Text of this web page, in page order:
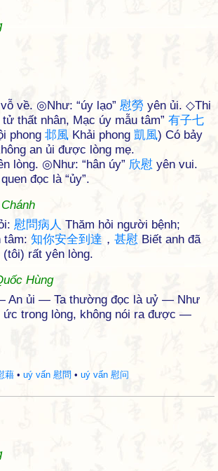
về. ◎Như: “úy lạo” 慰勞 yên ủi. ◇Thi
tử thất nhân, Mạc úy mẫu tâm” 有子七
phong 邶風 Khải phong 凱風) Có bảy
an ủi được lòng mẹ.
lòng. ◎Như: “hân úy” 欣慰 yên vui.
đọc là “ủy”.
慰問病人 Thăm hỏi người bệnh;
tâm: 知你安全到 達 ， 甚慰 Biết anh đã
rất yên lòng.
Hùng
An ủi — Ta thường đọc là uỷ — Như
trong lòng, không nói ra được —
藉 • uý vấn 慰問 • uý vấn 慰问